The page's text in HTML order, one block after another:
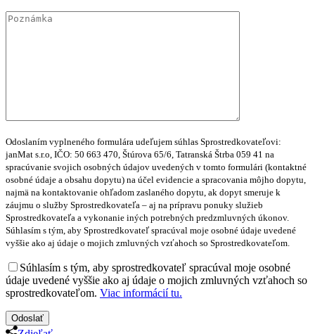
Odoslaním vyplneného formulára udeľujem súhlas Sprostredkovateľovi:
janMat s.r.o, IČO: 50 663 470, Štúrova 65/6, Tatranská Štrba 059 41 na
spracúvanie svojich osobných údajov uvedených v tomto formulári (kontaktné
osobné údaje a obsahu dopytu) na účel evidencie a spracovania môjho dopytu,
najmä na kontaktovanie ohľadom zaslaného dopytu, ak dopyt smeruje k
záujmu o služby Sprostredkovateľa – aj na prípravu ponuky služieb
Sprostredkovateľa a vykonanie iných potrebných predzmluvných úkonov.
Súhlasím s tým, aby Sprostredkovateľ spracúval moje osobné údaje uvedené
vyššie ako aj údaje o mojich zmluvných vzťahoch so Sprostredkovateľom.
Súhlasím s tým, aby sprostredkovateľ spracúval moje osobné
údaje uvedené vyššie ako aj údaje o mojich zmluvných vzťahoch so
sprostredkovateľom. Viac informácií tu.